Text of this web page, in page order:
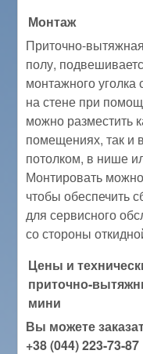
Монтаж
Приточно-
полу,
монтажного уголка
на стене при
можно разместить
помещениях, так и
потолком, в нише
Монтировать
чтобы обеспечить
для сервисного
со стороны
Цены и
приточно-
мини
Вы можете
+38 (044) 223-73-87